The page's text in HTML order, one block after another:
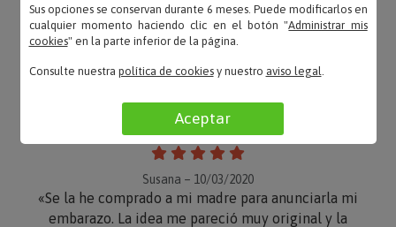
Toñín – 10/03/2020
Susana – 10/03/2020
«Se la he comprado a mi madre para anunciarla mi
embarazo. La idea me pareció muy original y la
Sus opciones se conservan durante 6 meses. Puede modificarlos en
cualquier momento haciendo clic en el botón "Administrar mis
cookies" en la parte inferior de la página.
Consulte nuestra política de cookiesy nuestro aviso legal
Aceptar